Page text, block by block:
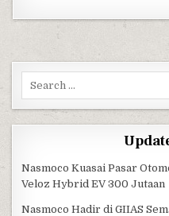
Nasmoco Kuasai Pasar
Veloz Hybrid EV 300 Jutaan
Nasmoco Hadir di GIIAS